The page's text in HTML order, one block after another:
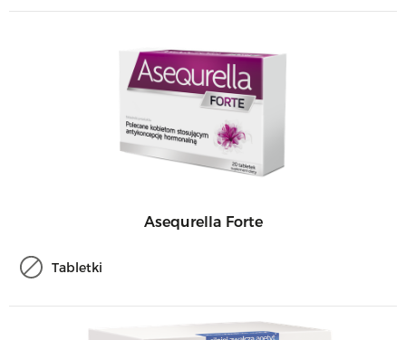
Asequrella Forte
Tabletki